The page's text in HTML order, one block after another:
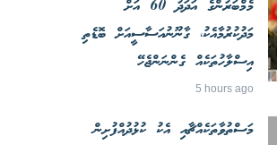
މެމްބަރުންގެ އަދަދު 60 އަށް
މަދުކުރުމާއެކު، ގާނޫނުއަސާސީއަށް ބޮޑެތި
އިސްލާހުތަކެއް ގެންނަންޖެހޭ
5 hours ago
މަސްތުވާތަކެއްޗާއި އެކު ކުޅުދުއްފުށިން